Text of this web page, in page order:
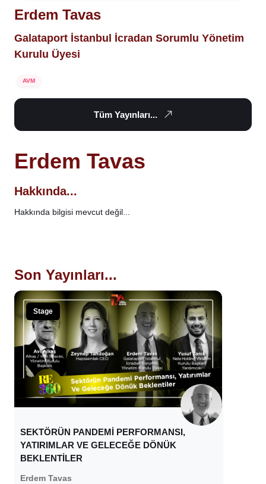
Erdem Tavas
Galataport İstanbul İcradan Sorumlu Yönetim
Kurulu Üyesi
AVM
Tüm Yayınları...
Erdem Tavas
Hakkında...
Hakkında bilgisi mevcut değil...
Son Yayınları...
Stage
SEKTÖRÜN PANDEMİ PERFORMANSI,
YATIRIMLAR VE GELECEĞE DÖNÜK
BEKLENTİLER
Erdem Tavas